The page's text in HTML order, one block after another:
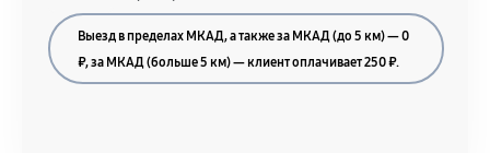
Выезд в пределах МКАД, а также за МКАД (до 5 км) — 0
₽, за МКАД (больше 5 км) — клиент оплачивает 250 ₽.